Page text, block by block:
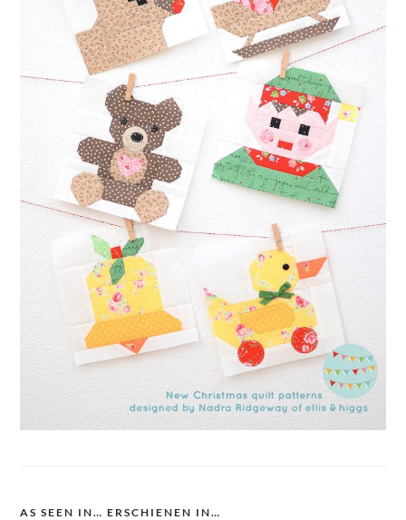
AS SEEN IN… ERSCHIENEN IN…